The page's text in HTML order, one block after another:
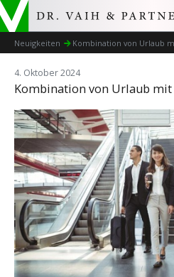
Neuigkeiten Kombination von Urlaub
4. Oktober 2024
Kombination von Urlaub mit